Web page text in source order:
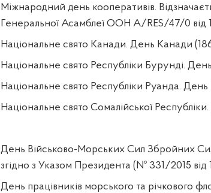
Міжнародний день кооперативів.
Генеральної Асамблеї ООН A/RES/47/0 від
Національне свято Канади. День Канади
Національне свято Республіки Бурунді.
Національне свято Республіки Руанда. День
Національне свято Сомалійської
День Військово-Морських Сил Збройних Сил
згідно з Указом Президента (№ 331/2015 від
День працівників морського та річкового